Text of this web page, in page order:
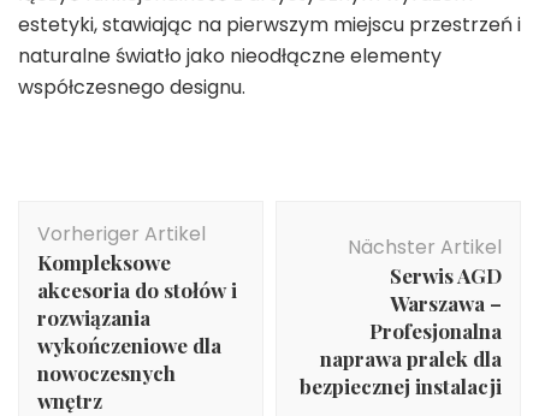
estetyki, stawiając na pierwszym miejscu przestrzeń i
naturalne światło jako nieodłączne elementy
współczesnego designu.
Vorheriger Artikel
Kompleksowe
akcesoria do stołów i
rozwiązania
wykończeniowe dla
nowoczesnych
wnętrz
Nächster Artikel
Serwis AGD
Warszawa –
Profesjonalna
naprawa pralek dla
bezpiecznej instalacji